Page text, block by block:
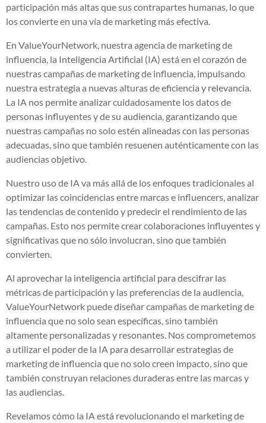
participación más altas que sus contrapartes humanas, lo que
los convierte en una vía de marketing más efectiva.
En ValueYourNetwork, nuestra agencia de marketing de
influencia, la Inteligencia Artificial (IA) está en el corazón de
nuestras campañas de marketing de influencia, impulsando
nuestra estrategia a nuevas alturas de eficiencia y relevancia.
La IA nos permite analizar cuidadosamente los datos de
personas influyentes y de su audiencia, garantizando que
nuestras campañas no solo estén alineadas con las personas
adecuadas, sino que también resuenen auténticamente con las
audiencias objetivo.
Nuestro uso de IA va más allá de los enfoques tradicionales al
optimizar las coincidencias entre marcas e influencers, analizar
las tendencias de contenido y predecir el rendimiento de las
campañas. Esto nos permite crear colaboraciones influyentes y
significativas que no sólo involucran, sino que también
convierten.
Al aprovechar la inteligencia artificial para descifrar las
métricas de participación y las preferencias de la audiencia,
ValueYourNetwork puede diseñar campañas de marketing de
influencia que no solo sean específicas, sino también
altamente personalizadas y resonantes. Nos comprometemos
a utilizar el poder de la IA para desarrollar estrategias de
marketing de influencia que no solo creen impacto, sino que
también construyan relaciones duraderas entre las marcas y
las audiencias.
Revelamos cómo la IA está revolucionando el marketing de